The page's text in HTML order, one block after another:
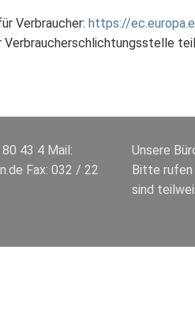
Verbraucher: https://
43 4 Mail:
Fax: 032 / 22
Unsere
Bitte rufen
sind